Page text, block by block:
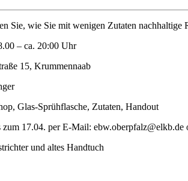
Sie, wie Sie mit wenigen Zutaten
– ca. 20:00 Uhr
15, Krummennaab
Glas-Sprühflasche, Zutaten, Handout
17.04. per E-Mail: ebw.oberpfalz@elkb.de
und altes Handtuch